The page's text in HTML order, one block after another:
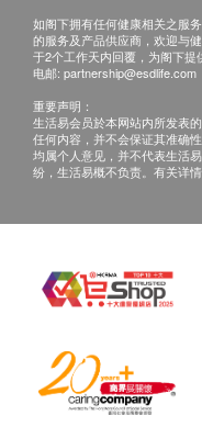
如阁下拥有任何健康相关之服
的服务及产品供应商，欢迎与
于2个工作天内回覆，为阁下提
电邮: partnership@esdlife.com
重要声明：
生活易会员於本网站内所发表
任何内容，并不会保证其准确
均属个人意见，并不代表生活
纷，生活易概不负责。有关详